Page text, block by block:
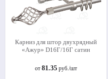
Карниз для штор двухрядный
«Ажур» D16Г/16Г сатин
от 81.35руб./шт